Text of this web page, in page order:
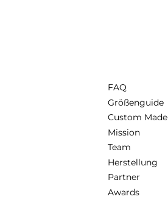
FAQ
Größenguide
Custom Made
Mission
Team
Herstellung
Partner
Awards